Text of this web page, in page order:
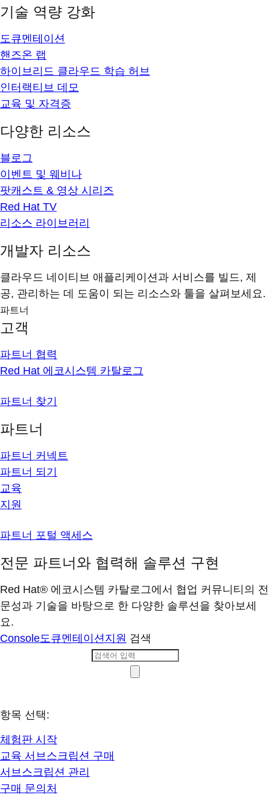
기술 역량 강화
도큐멘테이션
핸즈온 랩
하이브리드 클라우드 학습 허브
인터랙티브 데모
교육 및 자격증
다양한 리소스
블로그
이벤트 및 웨비나
팟캐스트 & 영상 시리즈
Red Hat TV
리소스 라이브러리
개발자 리소스
클라우드 네이티브 애플리케이션과 서비스를 빌드, 제
공, 관리하는 데 도움이 되는 리소스와 툴을 살펴보세요.
파트너
고객
파트너 협력
Red Hat 에코시스템 카탈로그
파트너 찾기
파트너
파트너 커넥트
파트너 되기
교육
지원
파트너 포털 액세스
전문 파트너와 협력해 솔루션 구현
Red Hat® 에코시스템 카탈로그에서 협업 커뮤니티의 전
문성과 기술을 바탕으로 한 다양한 솔루션을 찾아보세
요.
Console도큐멘테이션지원 검색
항목 선택:
체험판 시작
교육 서브스크립션 구매
서브스크립션 관리
구매 문의처